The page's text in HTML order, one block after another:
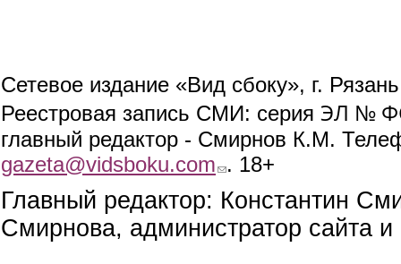
Сетевое издание «Вид сбоку», г.
Реестровая запись СМИ: серия ЭЛ №
главный редактор - Смирнов К.М.
gazeta@vidsboku.com (link sends e-mail)
. 18+
Главный редактор: Константин
Смирнова, администратор сайта